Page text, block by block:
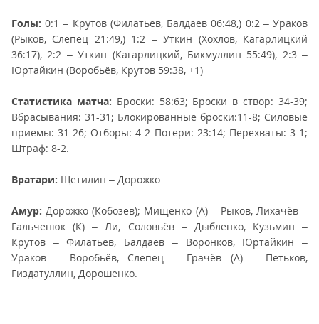
Голы:0:1 – Крутов (Филатьев, Балдаев 06:48,) 0:2 – Ураков
(Рыков, Слепец 21:49,) 1:2 – Уткин (Хохлов, Кагарлицкий
36:17), 2:2 – Уткин (Кагарлицкий, Бикмуллин 55:49), 2:3 –
Юртайкин (Воробьёв, Крутов 59:38, +1)
Статистика матча: Броски: 58:63; Броски в створ: 34-39;
Вбрасывания: 31-31; Блокированные броски:11-8; Силовые
приемы: 31-26; Отборы: 4-2 Потери: 23:14; Перехваты: 3-1;
Штраф: 8-2.
Вратари: Щетилин – Дорожко
Амур: Дорожко (Кобозев); Мищенко (А) – Рыков, Лихачёв –
Гальченюк (К) – Ли, Соловьёв – Дыбленко, Кузьмин –
Крутов – Филатьев, Балдаев – Воронков, Юртайкин –
Ураков – Воробьёв, Слепец – Грачёв (А) – Петьков,
Гиздатуллин, Дорошенко.